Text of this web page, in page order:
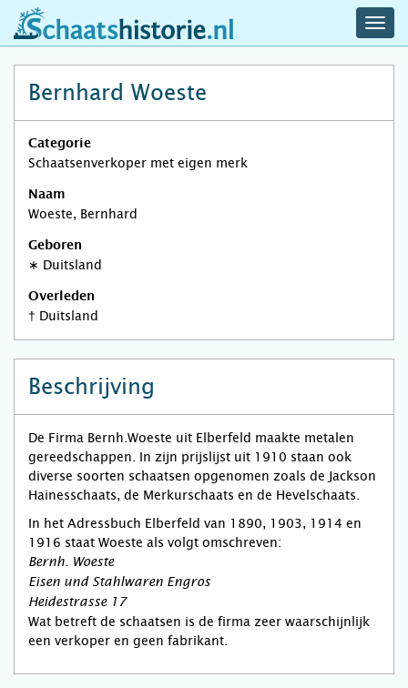
schaatshistorie.nl
Bernhard Woeste
Categorie
Schaatsenverkoper met eigen merk
Naam
Woeste, Bernhard
Geboren
∗ Duitsland
Overleden
† Duitsland
Beschrijving
De Firma Bernh.Woeste uit Elberfeld maakte metalen
gereedschappen. In zijn prijslijst uit 1910 staan ook
diverse soorten schaatsen opgenomen zoals de Jackson
Hainesschaats, de Merkurschaats en de Hevelschaats.
In het Adressbuch Elberfeld van 1890, 1903, 1914 en
1916 staat Woeste als volgt omschreven:
Bernh. Woeste
Eisen und Stahlwaren Engros
Heidestrasse 17
Wat betreft de schaatsen is de firma zeer waarschijnlijk
een verkoper en geen fabrikant.